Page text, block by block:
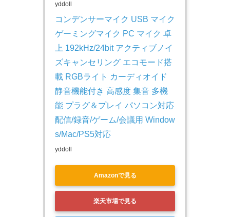
yddoll
コンデンサーマイク USB マイク
ゲーミングマイク PC マイク 卓
上 192kHz/24bit アクティブノイ
ズキャンセリング エコモード搭
載 RGBライト カーディオイド
静音機能付き 高感度 集音 多機
能 プラグ＆プレイ パソコン対応
配信/録音/ゲーム/会議用 Window
s/Mac/PS5対応
yddoll
Amazonで見る
楽天市場で見る